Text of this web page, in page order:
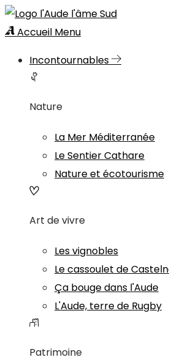
Accueil Menu
Incontournables
Nature
La Mer Méditerranée
Le Sentier Cathare
Nature et écotourisme
Art de vivre
Les vignobles
Le cassoulet de
Ça bouge dans l'Aude
L'Aude, terre de Rugby
Patrimoine